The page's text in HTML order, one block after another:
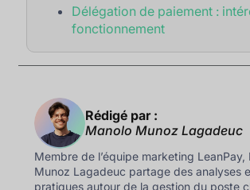
Délégation de paiement :
fonctionnement
Rédigé par :
Manolo Munoz Lagadeuc
Membre de l’équipe marketing LeanPay,
Munoz Lagadeuc partage des analyses
pratiques autour de la gestion du poste